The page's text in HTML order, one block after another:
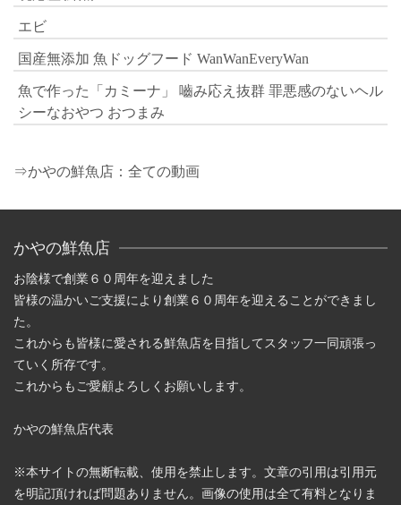
エビ
国産無添加 魚ドッグフード WanWanEveryWan
魚で作った「カミーナ」 嚙み応え抜群 罪悪感のないヘル
シーなおやつ おつまみ
⇒かやの鮮魚店：全ての動画
かやの鮮魚店
お陰様で創業６０周年を迎えました
皆様の温かいご支援により創業６０周年を迎えることができまし
た。
これからも皆様に愛される鮮魚店を目指してスタッフ一同頑張っ
ていく所存です。
これからもご愛顧よろしくお願いします。
かやの鮮魚店代表
※本サイトの無断転載、使用を禁止します。文章の引用は引用元
を明記頂ければ問題ありません。画像の使用は全て有料となりま